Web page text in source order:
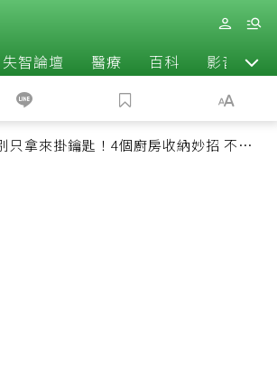
失智論壇 醫療 百科 影音
只拿來掛鑰匙！4個廚房收納妙招 不用